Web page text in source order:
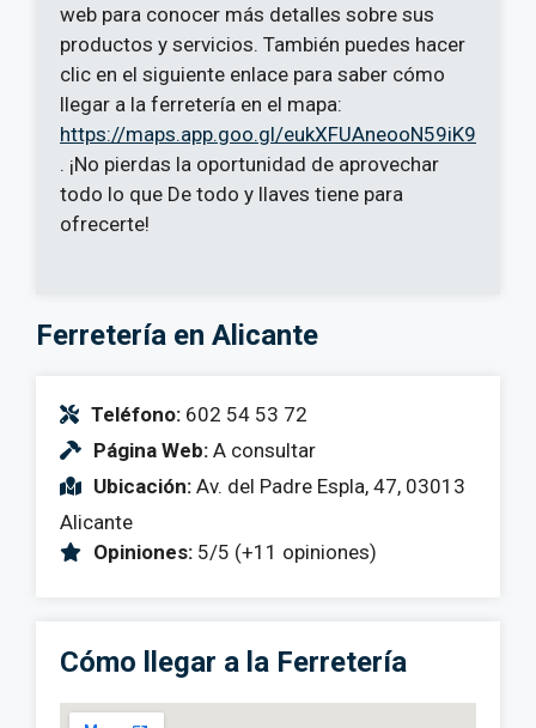
web para conocer más detalles sobre sus
productos y servicios. También puedes hacer
clic en el siguiente enlace para saber cómo
llegar a la ferretería en el mapa:
https://maps.app.goo.gl/eukXFUAneooN59iK9
. ¡No pierdas la oportunidad de aprovechar
todo lo que De todo y llaves tiene para
ofrecerte!
Ferretería en Alicante
Teléfono: 602 54 53 72
Página Web: A consultar
Ubicación: Av. del Padre Espla, 47, 03013
Alicante
Opiniones: 5/5 (+11 opiniones)
Cómo llegar a la Ferretería